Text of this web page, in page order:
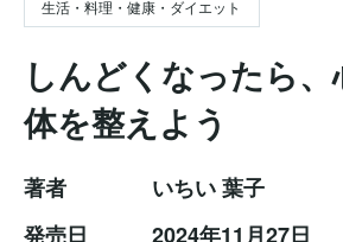
生活・料理・健康・ダイエット
しんどくなったら
体を整えよう
著者
いちい 葉子
発売日
2024年11月27日